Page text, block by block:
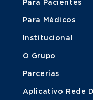
Para Pacientes
Para Médicos
Institucional
O Grupo
Parcerias
Aplicativo Rede